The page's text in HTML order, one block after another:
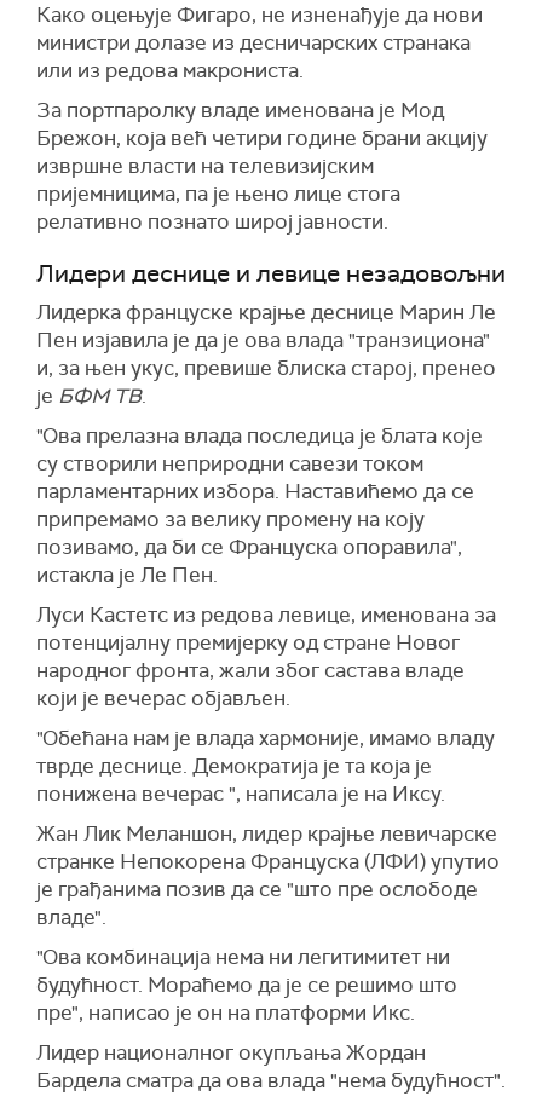
Како оцењује Фигаро, не изненађује да нови
министри долазе из десничарских странака
или из редова макрониста.
За портпаролку владе именована је Мод
Брежон, која већ четири године брани акцију
извршне власти на телевизијским
пријемницима, па је њено лице стога
релативно познато широј јавности.
Лидери деснице и левице незадовољни
Лидерка француске крајње деснице Марин Ле
Пен изјавила је да је ова влада "транзициона"
и, за њен укус, превише блиска старој, пренео
је БФМ ТВ.
"Ова прелазна влада последица је блата које
су створили неприродни савези током
парламентарних избора. Наставићемо да се
припремамо за велику промену на коју
позивамо, да би се Француска опоравила",
истакла је Ле Пен.
Луси Кастетс из редова левице, именована за
потенцијалну премијерку од стране Новог
народног фронта, жали због састава владе
који је вечерас објављен.
"Обећана нам је влада хармоније, имамо владу
тврде деснице. Демократија је та која је
понижена вечерас ", написала је на Иксу.
Жан Лик Меланшон, лидер крајње левичарске
странке Непокорена Француска (ЛФИ) упутио
је грађанима позив да се "што пре ослободе
владе".
"Ова комбинација нема ни легитимитет ни
будућност. Мораћемо да је се решимо што
пре", написао је он на платформи Икс.
Лидер националног окупљања Жордан
Бардела сматра да ова влада "нема будућност".